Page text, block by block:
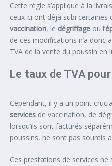
Cette règle s’applique à la
ceux-ci ont déjà subi
vaccination, le dégriffage ou l’
de ces modifications n’a donc
TVA de la vente du poussin en
Le taux de TVA
Cependant, il y a un point
services de vaccination, de
lorsqu’ils sont facturés
poussins, ne sont pas soumis
Ces prestations de services